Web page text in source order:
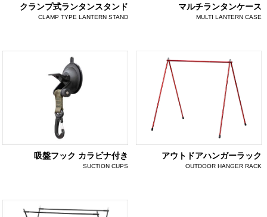
クランプ式ランタンスタンド
CLAMP TYPE LANTERN STAND
マルチランタンケース
MULTI LANTERN CASE
吸盤フック カラビナ付き
SUCTION CUPS
アウトドアハンガーラック
OUTDOOR HANGER RACK